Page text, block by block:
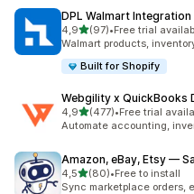
DPL Walmart Integration
4,9av 5 stjerner
(97)
Totalt 97 omtaler
•Free trial
Walmart products,
Built for Shopify
Webgility x QuickBooks
4,9av 5 stjerner
(477)
Totalt 477 omtaler
•Free trial
Automate accounting,
Amazon, eBay, Etsy —
4,5av 5 stjerner
(80)
Totalt 80 omtaler
•Free to install
Sync marketplace orders,